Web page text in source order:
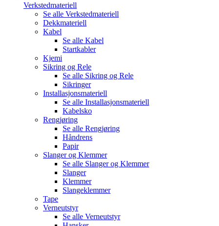
Verkstedmateriell
Se alle Verkstedmateriell
Dekkmateriell
Kabel
Se alle Kabel
Startkabler
Kjemi
Sikring og Rele
Se alle Sikring og Rele
Sikringer
Installasjonsmateriell
Se alle Installasjonsmateriell
Kabelsko
Rengjøring
Se alle Rengjøring
Håndrens
Papir
Slanger og Klemmer
Se alle Slanger og Klemmer
Slanger
Klemmer
Slangeklemmer
Tape
Verneutstyr
Se alle Verneutstyr